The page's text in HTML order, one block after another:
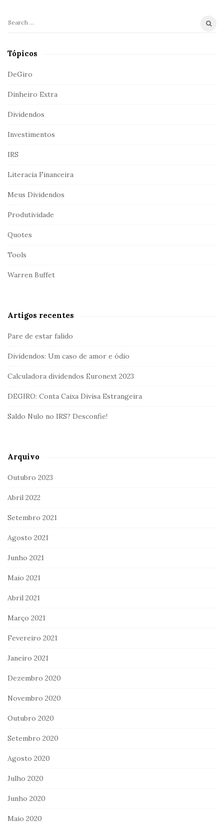
r
S
a
c
f
r
:
Tópicos
DeGiro
Dinheiro Extra
Dividendos
Investimentos
IRS
Literacia Financeira
Meus Dividendos
Produtividade
Quotes
Tools
Warren Buffet
Artigos recentes
Pare de estar falido
Dividendos: Um caso de amor e ódio
Calculadora dividendos Euronext 2023
DEGIRO: Conta Caixa Divisa Estrangeira
Saldo Nulo no IRS? Desconfie!
Arquivo
Outubro 2023
Abril 2022
Setembro 2021
Agosto 2021
Junho 2021
Maio 2021
Abril 2021
Março 2021
Fevereiro 2021
Janeiro 2021
Dezembro 2020
Novembro 2020
Outubro 2020
Setembro 2020
Agosto 2020
Julho 2020
Junho 2020
Maio 2020